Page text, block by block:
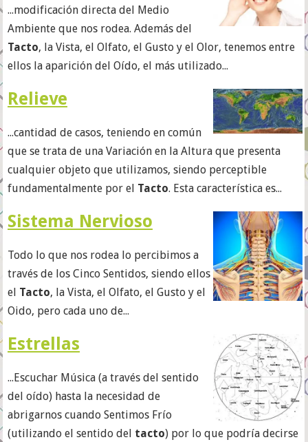
...modificación directa del Medio
Ambiente que nos rodea. Además del
Tacto, la Vista, el Olfato, el Gusto y el Olor, tenemos entre
ellos la aparición del Oído, el más utilizado...
Relieve
...cantidad de casos, teniendo en común
que se trata de una Variación en la Altura que presenta
cualquier objeto que utilizamos, siendo perceptible
fundamentalmente por el Tacto. Esta característica es...
Sistema Nervioso
Todo lo que nos rodea lo percibimos a
través de los Cinco Sentidos, siendo ellos
el Tacto, la Vista, el Olfato, el Gusto y el
Oido, pero cada uno de...
Estrellas
...Escuchar Música (a través del sentido
del oído) hasta la necesidad de
abrigarnos cuando Sentimos Frío
(utilizando el sentido del tacto) por lo que podría decirse